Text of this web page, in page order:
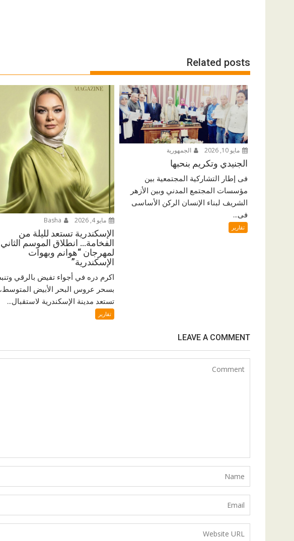
Related posts
مايو 10, 2026 الجمهورية
الجنيدي وتكريم بنحبها
فى إطار التشاركية المجتمعية بين
مؤسسات المجتمع المدني وبين الأزهر
الشريف لبناء الإنسان الركن الأساسى
فى...
تقارير
مايو 4, 2026
الإسكندرية تستعد لليلة من
الفخامة… انطلاق الموسم الثاني
لمهرجان “هوانم وبهوات
الإسكندرية”
اكرم دره في أجواء تفيض بالرقي
بسحر عروس البحر الأبيض المتوسط،
تستعد مدينة الإسكندرية لاستقبال...
تقارير
LEAVE A COMMENT